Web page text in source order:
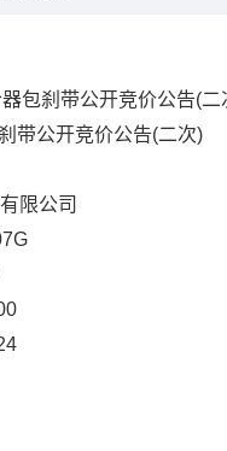
包刹带公开竞价公告(二
带公开竞价公告(二次)
限公司